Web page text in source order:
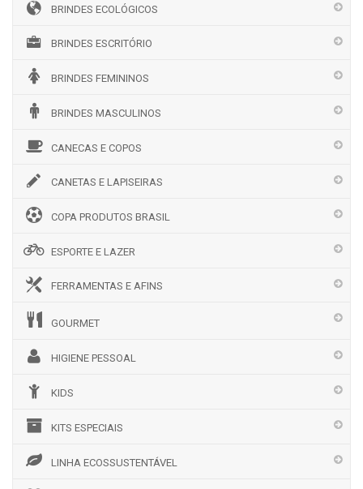
BRINDES ECOLÓGICOS
BRINDES ESCRITÓRIO
BRINDES FEMININOS
BRINDES MASCULINOS
CANECAS E COPOS
CANETAS E LAPISEIRAS
COPA PRODUTOS BRASIL
ESPORTE E LAZER
FERRAMENTAS E AFINS
GOURMET
HIGIENE PESSOAL
KIDS
KITS ESPECIAIS
LINHA ECOSSUSTENTÁVEL